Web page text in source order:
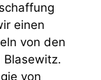
einen
von den
von